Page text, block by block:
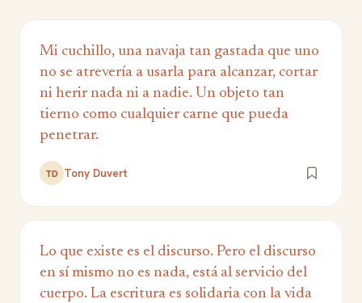
Mi cuchillo, una navaja tan gastada que uno
no se atrevería a usarla para alcanzar, cortar
ni herir nada ni a nadie. Un objeto tan
tierno como cualquier carne que pueda
penetrar.
TD Tony Duvert
Lo que existe es el discurso. Pero el discurso
en sí mismo no es nada, está al servicio del
cuerpo. La escritura es solidaria con la vida